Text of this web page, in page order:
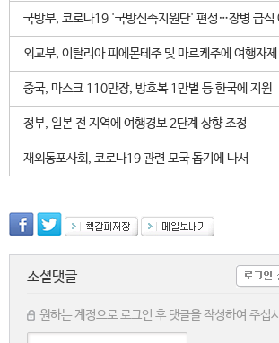
국방부, 코로나19 '국방신속지원단' 편성…장병 급식
외교부, 이탈리아 피에몬테주 및 마르케주에 여행자
중국, 마스크 110만장, 방호복 1만벌 등 한국에 지원
정부, 일본 전 지역에 여행경보 2단계 상향 조정
재외동포사회, 코로나19 관련 모국 돕기에 나서
소셜댓글
원하는 계정으로 로그인 후 댓글을 작성하여 주십